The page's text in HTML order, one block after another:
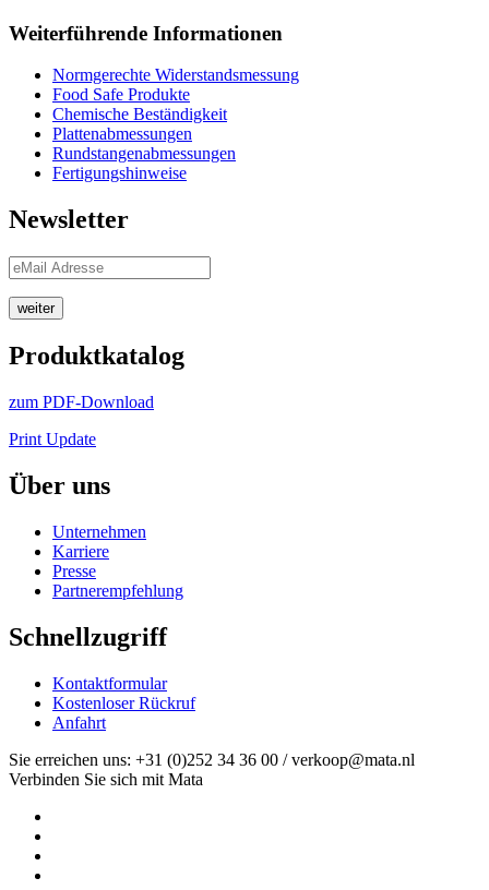
Weiterführende Informationen
Normgerechte Widerstandsmessung
Food Safe Produkte
Chemische Beständigkeit
Plattenabmessungen
Rundstangenabmessungen
Fertigungshinweise
Newsletter
weiter
Produktkatalog
zum PDF-Download
Print Update
Über uns
Unternehmen
Karriere
Presse
Partnerempfehlung
Schnellzugriff
Kontaktformular
Kostenloser Rückruf
Anfahrt
Sie erreichen uns: +31 (0)252 34 36 00 / verkoop@mata.nl
Verbinden Sie sich mit Mata